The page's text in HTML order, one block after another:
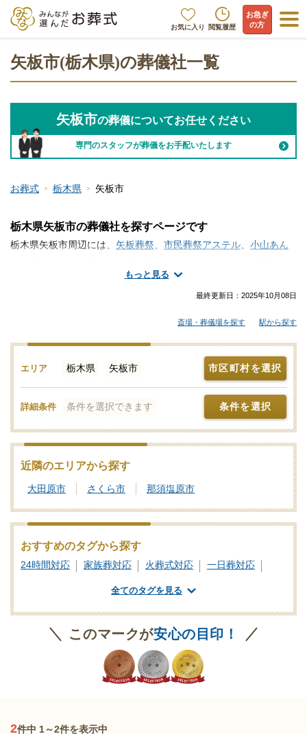
お気に入り 閲覧履歴
お急ぎ
の方
矢板市(栃木県)の葬儀社一覧
矢板市の葬儀についてお任せください
専門のスタッフが葬儀をお手配いたします
お葬式 栃木県 矢板市
もっと見る
栃木県矢板市の葬儀社を探すページです
栃木県矢板市周辺には、 矢板葬祭、 市民葬祭アステル、 小山あん
社・葬儀屋さんの情報をお探しですか？火葬のみ、一日葬、家族
葬、一般的なお葬式など、手厚く真心のこもったサービスが魅力
自身の希望に合わせて選択することが大切です。各葬儀屋さんの
特徴、おすすめの葬儀社などをご覧ください。「みんなが選んだ
お葬式」では、基準を満たした矢板市対応の葬儀社・葬儀屋さん
をご紹介しております。少しでもご不明点などがあれば、些細と
思われることでも遠慮なく、24時間365日お電話でご相談いただけ
ます。矢板市の葬儀社を比較検討の際に「信頼のおける葬儀屋さ
安心安全な葬儀屋さんをご案内いたしますので、あわせて新サー
ビスなどの最新情報をチェックするなど、しっかりと情報収集を
行って信頼のおけそうな葬儀会社を探しましょう。
最終更新日： 2025年10月08日
斎場・葬儀場を探す 駅から探す
エリア 栃木県 矢板市 市区町村を選択
詳細条件 条件を選択できます 条件を選択
近隣のエリアから探す
大田原市 さくら市 那須塩原市
おすすめのタグから探す
24時間対応 家族葬対応 火葬式対応
一日葬対応
業界団体加盟
葬祭ディレクター
全てのタグを見る
このマークが安心の目印！
2件中 1～2件を表示中